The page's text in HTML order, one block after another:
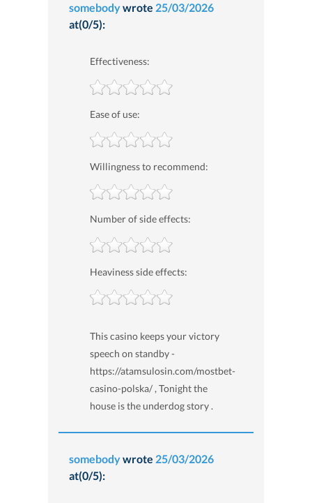
somebodywrote 25/03/2026
at(0/5):
Effectiveness:
Ease of use:
Willingness to recommend:
Number of side effects:
Heaviness side effects:
This casino keeps your victory
speech on standby -
https://atamsulosin.com/mostbet-
casino-polska/ , Tonight the
house is the underdog story .
somebodywrote 25/03/2026
at(0/5):